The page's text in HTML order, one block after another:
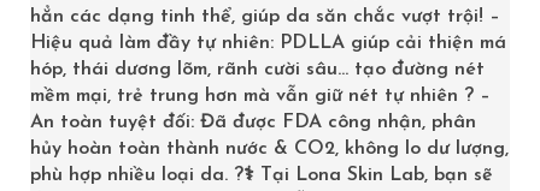
hẳn các dạng tinh thể, giúp da săn chắc vượt trội! –
Hiệu quả làm đầy tự nhiên: PDLLA giúp cải thiện má
hóp, thái dương lõm, rãnh cười sâu… tạo đường nét
mềm mại, trẻ trung hơn mà vẫn giữ nét tự nhiên ? –
An toàn tuyệt đối: Đã được FDA công nhận, phân
hủy hoàn toàn thành nước & CO2, không lo dư lượng,
phù hợp nhiều loại da. ?‍⚕️ Tại Lona Skin Lab, bạn sẽ